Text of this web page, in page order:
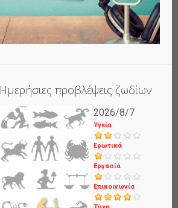
Ημερήσιες προβλέψεις ζωδίων
2026/8/7
Υγεία
Ερωτικά
Εργασία
Επικοινωνία